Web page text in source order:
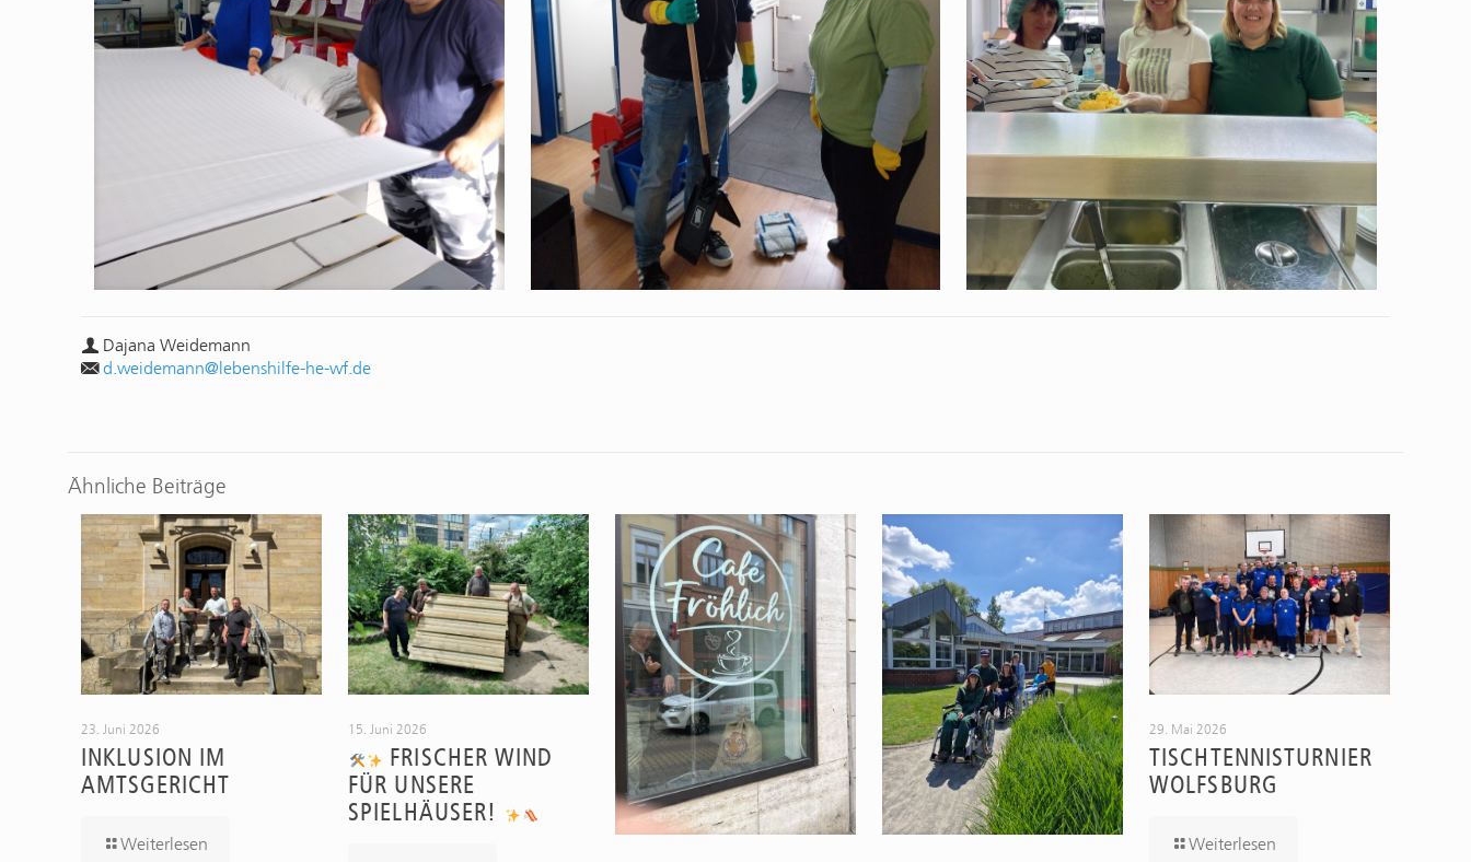
Dajana Weidemann
d.weidemann@lebenshilfe-he-wf.de
Ähnliche Beiträge
23. Juni 2026
INKLUSION IM
AMTSGERICHT
Weiterlesen
15. Juni 2026
FRISCHER WIND
FÜR UNSERE
SPIELHÄUSER!
29. Mai 2026
TISCHTENNISTURNIER
WOLFSBURG
Weiterlesen